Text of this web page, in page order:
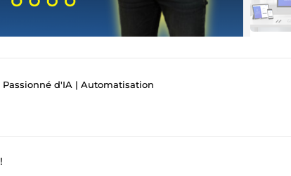
d'IA | Automatisation